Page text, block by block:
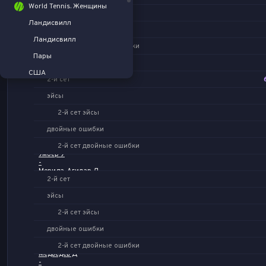
3-й сет двойные ошибки
Хачанов К
Атман Т
2-й сет
эйсы
2-й сет эйсы
двойные ошибки
2-й сет двойные ошибки
Умбер У
-
Мерида-Агилар Д
2-й сет
эйсы
2-й сет эйсы
двойные ошибки
2-й сет двойные ошибки
Медведев Д
-
World Tennis. Женщины
Ландисвилл
Ландисвилл
Пары
США
Австралия
Ньюпорт-Бич